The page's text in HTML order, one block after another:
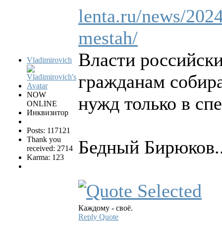
Vladimirovich
NOW
ONLINE
Инквизитор
Posts: 117121
Thank you
received: 2714
Karma: 123
lenta.ru/news/
mestah/
Власти
гражданам
нужд только в
Бедный
Каждому - своё.
Reply Quote